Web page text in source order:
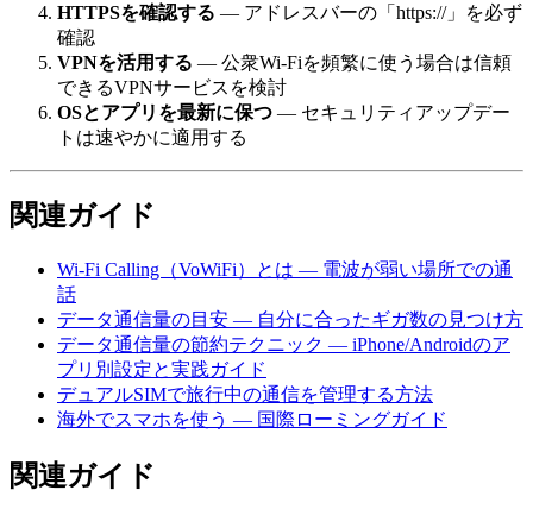
HTTPSを確認する — アドレスバーの「https://」を必ず
確認
VPNを活用する — 公衆Wi-Fiを頻繁に使う場合は信頼
できるVPNサービスを検討
OSとアプリを最新に保つ — セキュリティアップデー
トは速やかに適用する
関連ガイド
Wi-Fi Calling（VoWiFi）とは — 電波が弱い場所での通
話
データ通信量の目安 — 自分に合ったギガ数の見つけ方
データ通信量の節約テクニック — iPhone/Androidのア
プリ別設定と実践ガイド
デュアルSIMで旅行中の通信を管理する方法
海外でスマホを使う — 国際ローミングガイド
関連ガイド